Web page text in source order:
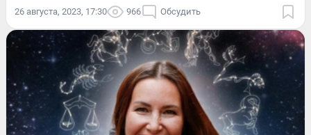
26 августа, 2023, 17:30 966 Обсудить